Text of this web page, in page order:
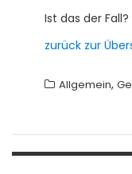
Ist das der Fall?
zurück zur
Allgemein,